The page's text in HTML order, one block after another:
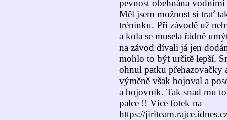
pevnost obehnána
Měl jsem možnost si trať
tréninku. Při závodě už
a kola se musela řádně
na závod dívali já jen
mohlo to být určitě lepší.
ohnul patku přehazovačky
výměně však bojoval a
a bojovník. Tak snad mu
palce !! Více fotek na
https://